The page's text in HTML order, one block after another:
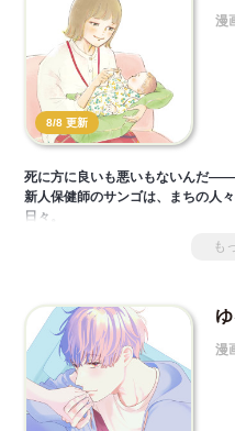
8/8 更新
漫
死に方に良いも悪いもないんだ――
新人保健師のサンゴは、まちの人
日々。
17歳の若年妊婦や認知症のおばあ
とり取りこぼさない」を目標に奔
仕事漫画。
も
漫